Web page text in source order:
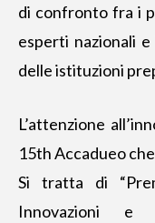
di confronto fra i
esperti nazionali
delle istituzioni
L’attenzione
15th Accadueo
Si tratta di
Innovazioni e